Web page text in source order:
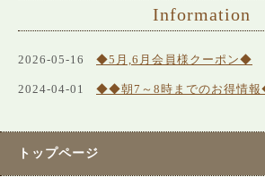
Information
2026-05-16 ◆5月,6月会員様クーポン◆
2024-04-01 ◆◆朝7～8時までのお得情
トップページ